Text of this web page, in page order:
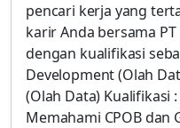
pencari kerja yang
karir Anda bersama
dengan kualifikasi
Development (Olah
(Olah Data) Kualifikasi
Memahami CPOB dan